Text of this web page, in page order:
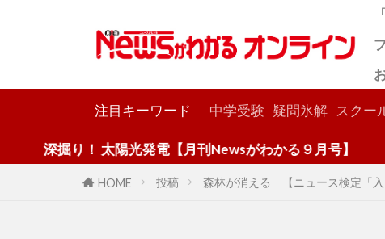
注目キーワード 中学受験 疑問氷解 スクー
！ 太陽光発電【月刊Newsがわかる９月号】
HOME 投稿 森林が消える 【ニュース検定「入